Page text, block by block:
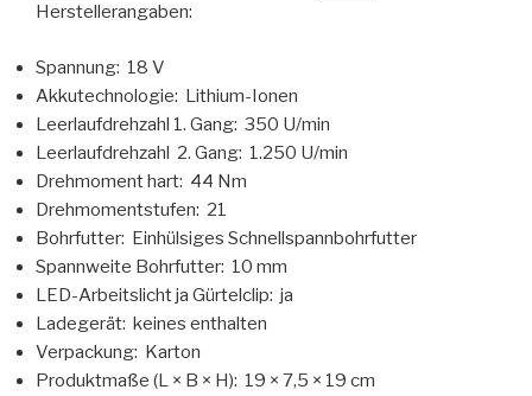
Herstellerangaben:
Spannung: 18 V
Akkutechnologie: Lithium-Ionen
Leerlaufdrehzahl 1. Gang: 350 U/min
Leerlaufdrehzahl 2. Gang: 1.250 U/min
Drehmoment hart: 44 Nm
Drehmomentstufen: 21
Bohrfutter: Einhülsiges Schnellspannbohrfutter
Spannweite Bohrfutter: 10 mm
LED-Arbeitslicht ja Gürtelclip: ja
Ladegerät: keines enthalten
Verpackung: Karton
Produktmaße (L × B × H): 19 × 7,5 × 19 cm